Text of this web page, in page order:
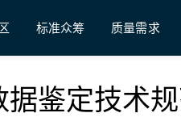
标准众筹 质量需求
鉴定技术